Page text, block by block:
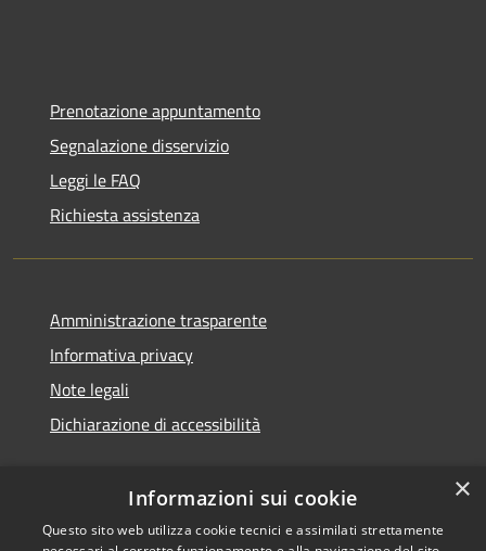
Prenotazione appuntamento
Segnalazione disservizio
Leggi le FAQ
Richiesta assistenza
Amministrazione trasparente
Informativa privacy
Note legali
Dichiarazione di accessibilità
×
Informazioni sui cookie
Questo sito web utilizza cookie tecnici e assimilati strettamente